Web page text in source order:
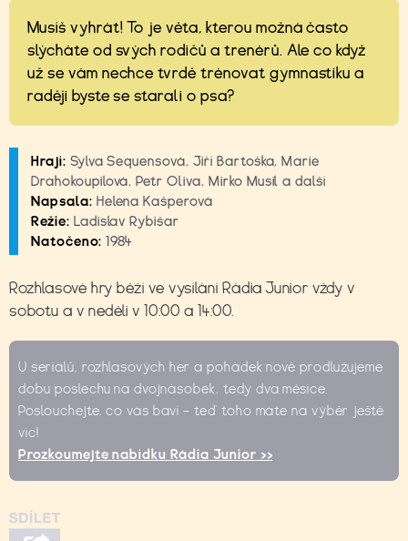
Musíš vyhrát! To je věta, kterou možná často
slýcháte od svých rodičů a trenérů. Ale co když
už se vám nechce tvrdě trénovat gymnastiku a
raději byste se starali o psa?
Hrají: Sylva Sequensová, Jiří Bartoška, Marie
Drahokoupilová, Petr Oliva, Mirko Musil a další
Napsala: Helena Kašperová
Režie: Ladislav Rybišar
Natočeno: 1984
Rozhlasové hry běží ve vysílání Rádia Junior vždy v
sobotu a v neděli v 10:00 a 14:00.
U seriálů, rozhlasových her a pohádek nově prodlužujeme
dobu poslechu na dvojnásobek, tedy dva měsíce.
Poslouchejte, co vás baví – teď toho máte na výběr ještě
víc!
Prozkoumejte nabídku Rádia Junior >>